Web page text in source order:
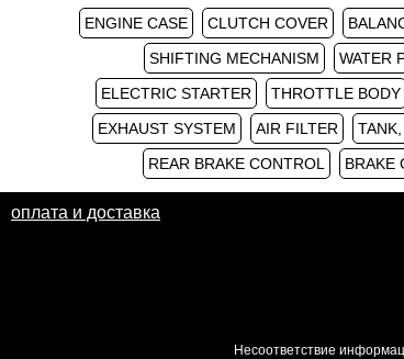
ENGINE CASE CLUTCH COVER
SHIFTING MECHANISM
WATER
ELECTRIC STARTER
THROTTLE BODY
EXHAUST SYSTEM
AIR FILTER
REAR BRAKE CONTROL
BRAKE
оплата и доставка
Несоответствие